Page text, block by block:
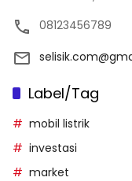
08123456789
Label/Tag
mobil listrik
investasi
market